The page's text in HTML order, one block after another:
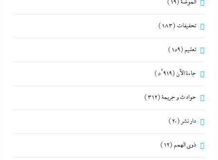
الموضة(19)
تحقيقات (183)
تعليم (159)
جاءنا الآن (5٬919)
حوادث و جريمة(312)
دار نشر (20)
ذوى الهمم (12)